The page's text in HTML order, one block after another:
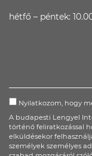
hétfő – péntek:
Nyilatkozom, hogy
A budapesti Lengyel
történő feliratkozással
elküldésekor
személyek személyes